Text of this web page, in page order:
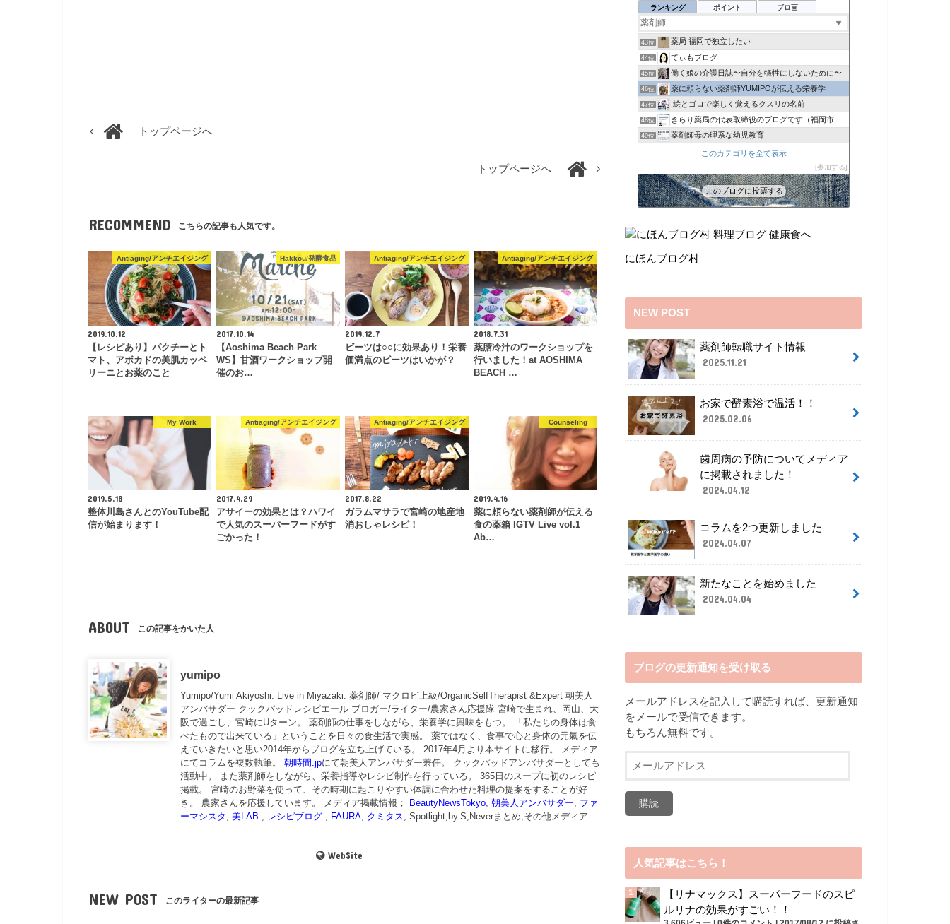
トップページへ
トップページへ
RECOMMEND こちらの記事も人気です。
Antiaging/アンチエイジング
2019.10.12
【レシピあり】パクチーとト
マト、アボカドの美肌カッペ
リーニとお薬のこと
Hakkou/発酵食品
2017.10.14
【Aoshima Beach Park
WS】甘酒ワークショップ開
催のお…
Antiaging/アンチエイジング
2019.12.7
ビーツは○○に効果あり！栄養
価満点のビーツはいかが？
Antiaging/アンチエイジング
2018.7.31
薬膳冷汁のワークショップを
行いました！at AOSHIMA
BEACH …
My Work
2019.5.18
整体川島さんとのYouTube配
信が始まります！
Antiaging/アンチエイジング
2017.4.29
アサイーの効果とは？ハワイ
で人気のスーパーフードがす
ごかった！
Antiaging/アンチエイジング
2017.8.22
ガラムマサラで宮崎の地産地
消おしゃレシピ！
Counseling
2019.4.16
薬に頼らない薬剤師が伝える
食の薬箱 IGTV Live vol.1
Ab…
ABOUT この記事をかいた人
yumipo
Yumipo/Yumi Akiyoshi. Live in Miyazaki. 薬剤師/ マクロビ上級/OrganicSelfTherapist &Expert 朝美人
アンバサダー クックパッドレシピエール ブロガー/ライター/農家さん応援隊 宮崎で生まれ、岡山、大
阪で過ごし、宮崎にUターン。 薬剤師の仕事をしながら、栄養学に興味をもつ。 「私たちの身体は食
べたもので出来ている」ということを日々の食生活で実感。 薬ではなく、食事で心と身体の元氣を伝
えていきたいと思い2014年からブログを立ち上げている。 2017年4月より本サイトに移行。 メディア
にてコラムを複数執筆。朝時間.jpにて朝美人アンバサダー兼任。 クックパッドアンバサダーとしても
活動中。 また薬剤師をしながら、栄養指導やレシピ制作を行っている。 365日のスープに初のレシピ
掲載。 宮崎のお野菜を使って、その時期に起こりやすい体調に合わせた料理の提案をすることが好
き。 農家さんを応援しています。 メディア掲載情報；
BeautyNewsTokyo,朝美人アンバサダー, ファ
ーマシスタ ,美LAB., レシピブログ., FAURA, クミタス, Spotlight,by.S,Neverまとめ,その他メディア
WebSite
NEW POST このライターの最新記事
ランキング ポイント ブロ画
41位 ゆとりのレベル上げブログ
42位
43位 薬局 福岡で独立したい
44位 てぃもブログ
45位 働く娘の介護日誌〜自分を犠牲にしないために〜
46位 薬に頼らない薬剤師YUMIPOが伝える栄養学
47位 絵とゴロで楽しく覚えるクスリの名前
48位 きらり薬局の代表取締役のブログです（福岡市常勤パート薬
49位 薬剤師母の理系な幼児教育
４人ママ薬剤師・絵日記描くってよ
52位 食変改革
53位 ルクスメディック
このカテゴリを全て表示
参加する
このブログに投票する
にほんブログ村
NEW POST
薬剤師転職サイト情報
2025.11.21
お家で酵素浴で温活！！
2025.02.06
歯周病の予防についてメディア
に掲載されました！
2024.04.12
コラムを2つ更新しました
2024.04.07
新たなことを始めました
2024.04.04
ブログの更新通知を受け取る
メールアドレスを記入して購読すれば、更新通知
をメールで受信できます。
もちろん無料です。
ル
ス
人気記事はこちら！
【リナマックス】スーパーフードのスピ
ルリナの効果がすごい！！